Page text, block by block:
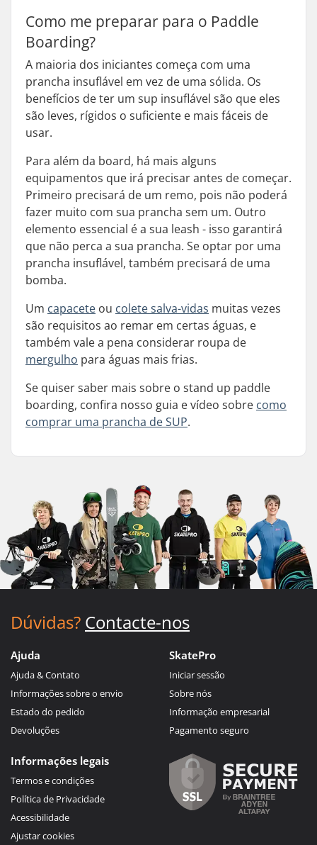
Como me preparar para o Paddle
Boarding?
A maioria dos iniciantes começa com uma
prancha insuflável em vez de uma sólida. Os
benefícios de ter um sup insuflável são que eles
são leves, rígidos o suficiente e mais fáceis de
usar.
Para além da board, há mais alguns
equipamentos que irá precisar antes de começar.
Primeiro precisará de um remo, pois não poderá
fazer muito com sua prancha sem um. Outro
elemento essencial é a sua leash - isso garantirá
que não perca a sua prancha. Se optar por uma
prancha insuflável, também precisará de uma
bomba.
Um capacete ou colete salva-vidas muitas vezes
são requisitos ao remar em certas águas, e
também vale a pena considerar roupa de
mergulho para águas mais frias.
Se quiser saber mais sobre o stand up paddle
boarding, confira nosso guia e vídeo sobre como
comprar uma prancha de SUP.
Dúvidas? Contacte-nos
Ajuda
Ajuda & Contato
Informações sobre o envio
Estado do pedido
Devoluções
SkatePro
Iniciar sessão
Sobre nós
Informação empresarial
Pagamento seguro
Informações legais
Termos e condições
Política de Privacidade
Acessibilidade
Ajustar cookies